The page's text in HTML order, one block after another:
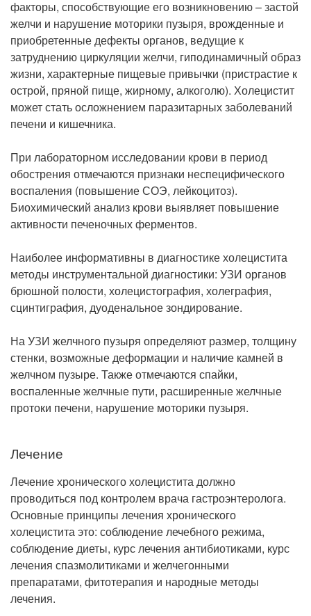
факторы, способствующие его возникновению – застой
желчи и нарушение моторики пузыря, врожденные и
приобретенные дефекты органов, ведущие к
затруднению циркуляции желчи, гиподинамичный образ
жизни, характерные пищевые привычки (пристрастие к
острой, пряной пище, жирному, алкоголю). Холецистит
может стать осложнением паразитарных заболеваний
печени и кишечника.
При лабораторном исследовании крови в период
обострения отмечаются признаки неспецифического
воспаления (повышение СОЭ, лейкоцитоз).
Биохимический анализ крови выявляет повышение
активности печеночных ферментов.
Наиболее информативны в диагностике холецистита
методы инструментальной диагностики: УЗИ органов
брюшной полости, холецистография, холеграфия,
сцинтиграфия, дуоденальное зондирование.
На УЗИ желчного пузыря определяют размер, толщину
стенки, возможные деформации и наличие камней в
желчном пузыре. Также отмечаются спайки,
воспаленные желчные пути, расширенные желчные
протоки печени, нарушение моторики пузыря.
Лечение
Лечение хронического холецистита должно
проводиться под контролем врача гастроэнтеролога.
Основные принципы лечения хронического
холецистита это: соблюдение лечебного режима,
соблюдение диеты, курс лечения антибиотиками, курс
лечения спазмолитиками и желчегонными
препаратами, фитотерапия и народные методы
лечения.